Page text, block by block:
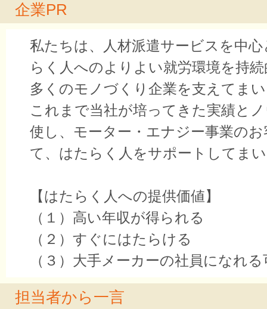
企業PR
私たちは、人材派遣サービスを中
らく人へのよりよい就労環境を持
多くのモノづくり企業を支えてま
これまで当社が培ってきた実績と
使し、モーター・エナジー事業の
て、はたらく人をサポートしてま
【はたらく人への提供価値】
（１）高い年収が得られる
（２）すぐにはたらける
（３）大手メーカーの社員になれ
担当者から一言